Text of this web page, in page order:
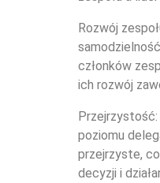
Rozwój
członków
ich rozwój
Przejrzystość:
poziomu
przejrzyste,
decyzji i